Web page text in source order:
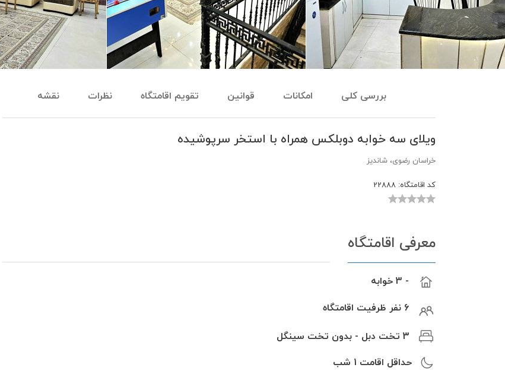
بررسی کلی امکانات قوانین تقویم اقامتگاه نظرات نقشه
ویلای سه خوابه دوبلکس همراه با استخر سرپوشیده
خراسان رضوی، شاندیز
کد اقامتگاه:
معرفی اقامتگاه
- 3 خوابه
6 نفر ظرفیت اقامتگاه
3 تخت دبل - بدون تخت سینگل
حداقل اقامت 1 شب